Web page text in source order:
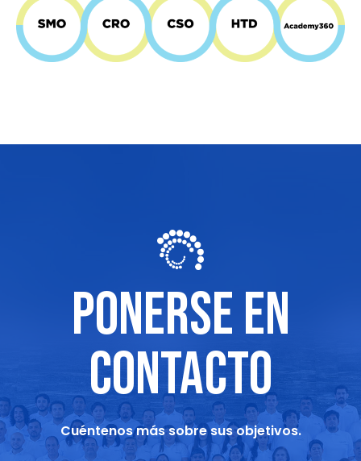
PONERSE EN
CONTACTO
Cuéntenos más sobre sus objetivos.